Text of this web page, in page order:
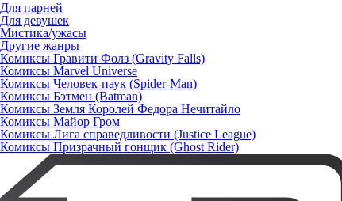
Для парней
Для девушек
Мистика/ужасы
Другие жанры
Комиксы Гравити Фолз (Gravity Falls)
Комиксы Marvel Universe
Комиксы Человек-паук (Spider-Man)
Комиксы Бэтмен (Batman)
Комиксы Земля Королей Федора Нечитайло
Комиксы Майор Гром
Комиксы Лига справедливости (Justice League)
Комиксы Призрачный гонщик (Ghost Rider)